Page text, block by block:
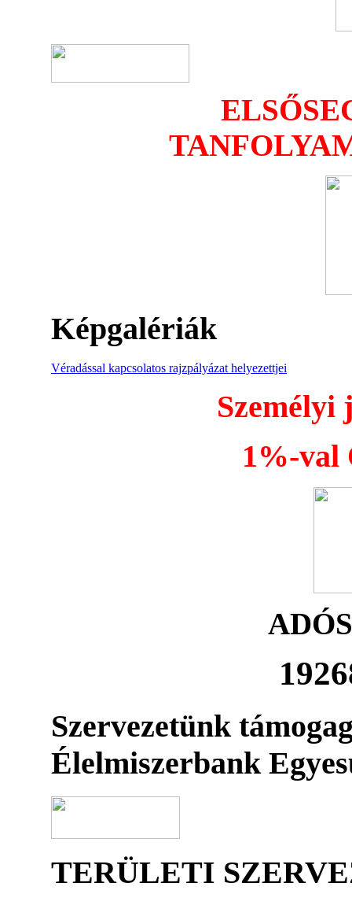
Képgalériák
Véradással kapcsolatos rajzpályázat helyezettjei
Személyi
1%-val
Szervezetünk
Élelmiszerbank
TERÜLETI